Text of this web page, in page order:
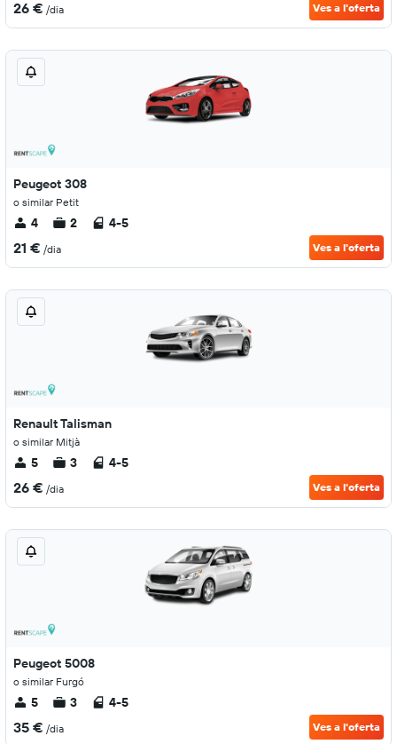
26 € /dia Ves a l'oferta
Peugeot 308
o similar Petit
4 2 4-5
21 € /dia Ves a l'oferta
Renault Talisman
o similar Mitjà
5 3 4-5
26 € /dia Ves a l'oferta
Peugeot 5008
o similar Furgó
5 3 4-5
35 € /dia Ves a l'oferta